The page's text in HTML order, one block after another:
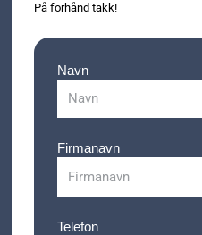
På forhånd takk!
Navn
Firmanavn
Telefon